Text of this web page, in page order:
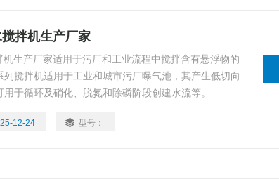
拌机生产厂家
机生产厂家适用于污厂和工业流程中搅拌含有悬浮物的
列搅拌机适用于工业和城市污厂曝气池，其产生低切向
于循环及硝化、脱氮和除磷阶段创建水流等。
12-24 型号：